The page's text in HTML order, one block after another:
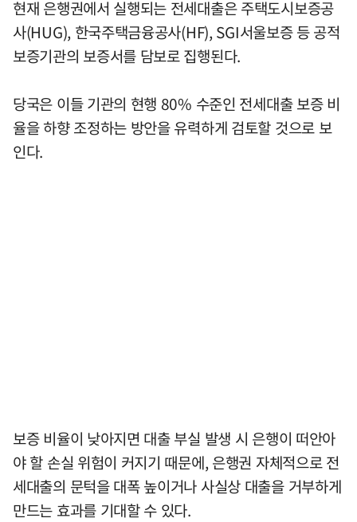
현재 은행권에서 실행되는 전세대출은 주택도시보증공
사(HUG), 한국주택금융공사(HF), SGI서울보증 등 공적
보증기관의 보증서를 담보로 집행된다.
당국은 이들 기관의 현행 80% 수준인 전세대출 보증 비
율을 하향 조정하는 방안을 유력하게 검토할 것으로 보
인다.
보증 비율이 낮아지면 대출 부실 발생 시 은행이 떠안아
야 할 손실 위험이 커지기 때문에, 은행권 자체적으로 전
세대출의 문턱을 대폭 높이거나 사실상 대출을 거부하게
만드는 효과를 기대할 수 있다.